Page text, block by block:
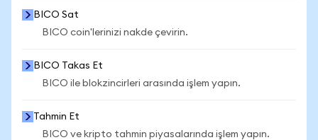
BICO Sat
BICO coin'lerinizi nakde çevirin.
BICO Takas Et
BICO ile blokzincirleri arasında işlem yapın.
Tahmin Et
BICO ve kripto tahmin piyasalarında işlem yapın.